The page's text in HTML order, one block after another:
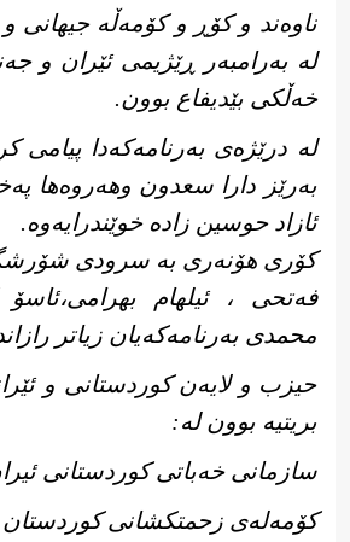
ناوەند و کۆڕ و کۆمەڵە جیهانی و
لە بەرامبەر ڕێژیمی ئێران و
خەڵکی بێدیفاع بوون.
لە درێژەی بەرنامەکەدا پیامی
بەرێز دارا سعدون وهەروەها
ئازاد حوسین زادە خوێندرایەوە.
کۆری هۆنەری بە سرودی
فەتحی ، ئیلهام
محمدی بەرنامەکەیان زیاتر
حیزب و لایەن کوردستانی و
بریتیە بوون لە:
سازمانی خەباتی کوردستانی
کۆمەلەی زحمتکشانی کوردستان